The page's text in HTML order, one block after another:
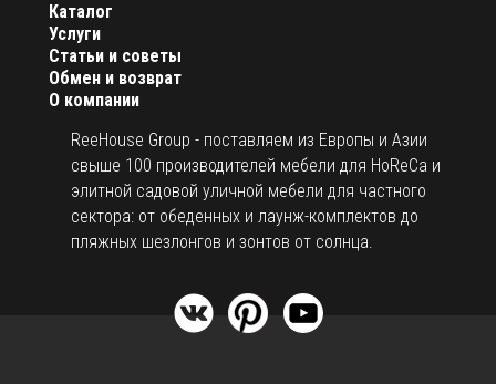
О компании
ReeHouse Group - поставляем из Европы и Азии
свыше 100 производителей мебели для HoReCa и
элитной садовой уличной мебели для частного
сектора: от обеденных и лаунж-комплектов до
пляжных шезлонгов и зонтов от солнца.
Каталог
Услуги
Статьи и советы
Обмен и возврат